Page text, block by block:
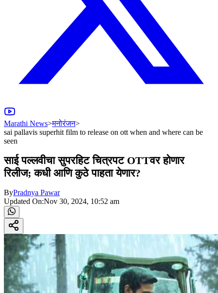
Marathi News>मनोरंजन>
sai pallavis superhit film to release on ott when and where can be
seen
साई पल्लवीचा सुपरहिट चित्रपट OTTवर होणार
रिलीज; कधी आणि कुठे पाहता येणार?
ByPradnya Pawar
Updated On:Nov 30, 2024, 10:52 am